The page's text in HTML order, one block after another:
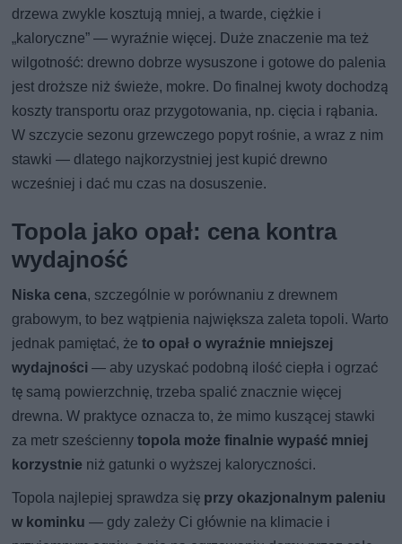
drzewa zwykle kosztują mniej, a twarde, ciężkie i
„kaloryczne” — wyraźnie więcej. Duże znaczenie ma też
wilgotność: drewno dobrze wysuszone i gotowe do palenia
jest droższe niż świeże, mokre. Do finalnej kwoty dochodzą
koszty transportu oraz przygotowania, np. cięcia i rąbania.
W szczycie sezonu grzewczego popyt rośnie, a wraz z nim
stawki — dlatego najkorzystniej jest kupić drewno
wcześniej i dać mu czas na dosuszenie.
Topola jako opał: cena kontra
wydajność
Niska cena, szczególnie w porównaniu z drewnem
grabowym, to bez wątpienia największa zaleta topoli. Warto
jednak pamiętać, żeto opał o wyraźnie mniejszej
wydajności — aby uzyskać podobną ilość ciepła i ogrzać
tę samą powierzchnię, trzeba spalić znacznie więcej
drewna. W praktyce oznacza to, że mimo kuszącej stawki
za metr sześciennytopola może finalnie wypaść mniej
korzystnie niż gatunki o wyższej kaloryczności.
Topola najlepiej sprawdza się przy okazjonalnym paleniu
w kominku — gdy zależy Ci głównie na klimacie i